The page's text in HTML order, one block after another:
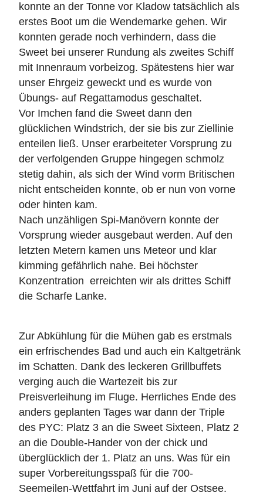
konnte an der Tonne vor Kladow tatsächlich als
erstes Boot um die Wendemarke gehen. Wir
konnten gerade noch verhindern, dass die
Sweet bei unserer Rundung als zweites Schiff
mit Innenraum vorbeizog. Spätestens hier war
unser Ehrgeiz geweckt und es wurde von
Übungs- auf Regattamodus geschaltet.
Vor Imchen fand die Sweet dann den
glücklichen Windstrich, der sie bis zur Ziellinie
enteilen ließ. Unser erarbeiteter Vorsprung zu
der verfolgenden Gruppe hingegen schmolz
stetig dahin, als sich der Wind vorm Britischen
nicht entscheiden konnte, ob er nun von vorne
oder hinten kam.
Nach unzähligen Spi-Manövern konnte der
Vorsprung wieder ausgebaut werden. Auf den
letzten Metern kamen uns Meteor und klar
kimming gefährlich nahe. Bei höchster
Konzentration erreichten wir als drittes Schiff
die Scharfe Lanke.
Zur Abkühlung für die Mühen gab es erstmals
ein erfrischendes Bad und auch ein Kaltgetränk
im Schatten. Dank des leckeren Grillbuffets
verging auch die Wartezeit bis zur
Preisverleihung im Fluge. Herrliches Ende des
anders geplanten Tages war dann der Triple
des PYC: Platz 3 an die Sweet Sixteen, Platz 2
an die Double-Hander von der chick und
überglücklich der 1. Platz an uns. Was für ein
super Vorbereitungsspaß für die 700-
Seemeilen-Wettfahrt im Juni auf der Ostsee.